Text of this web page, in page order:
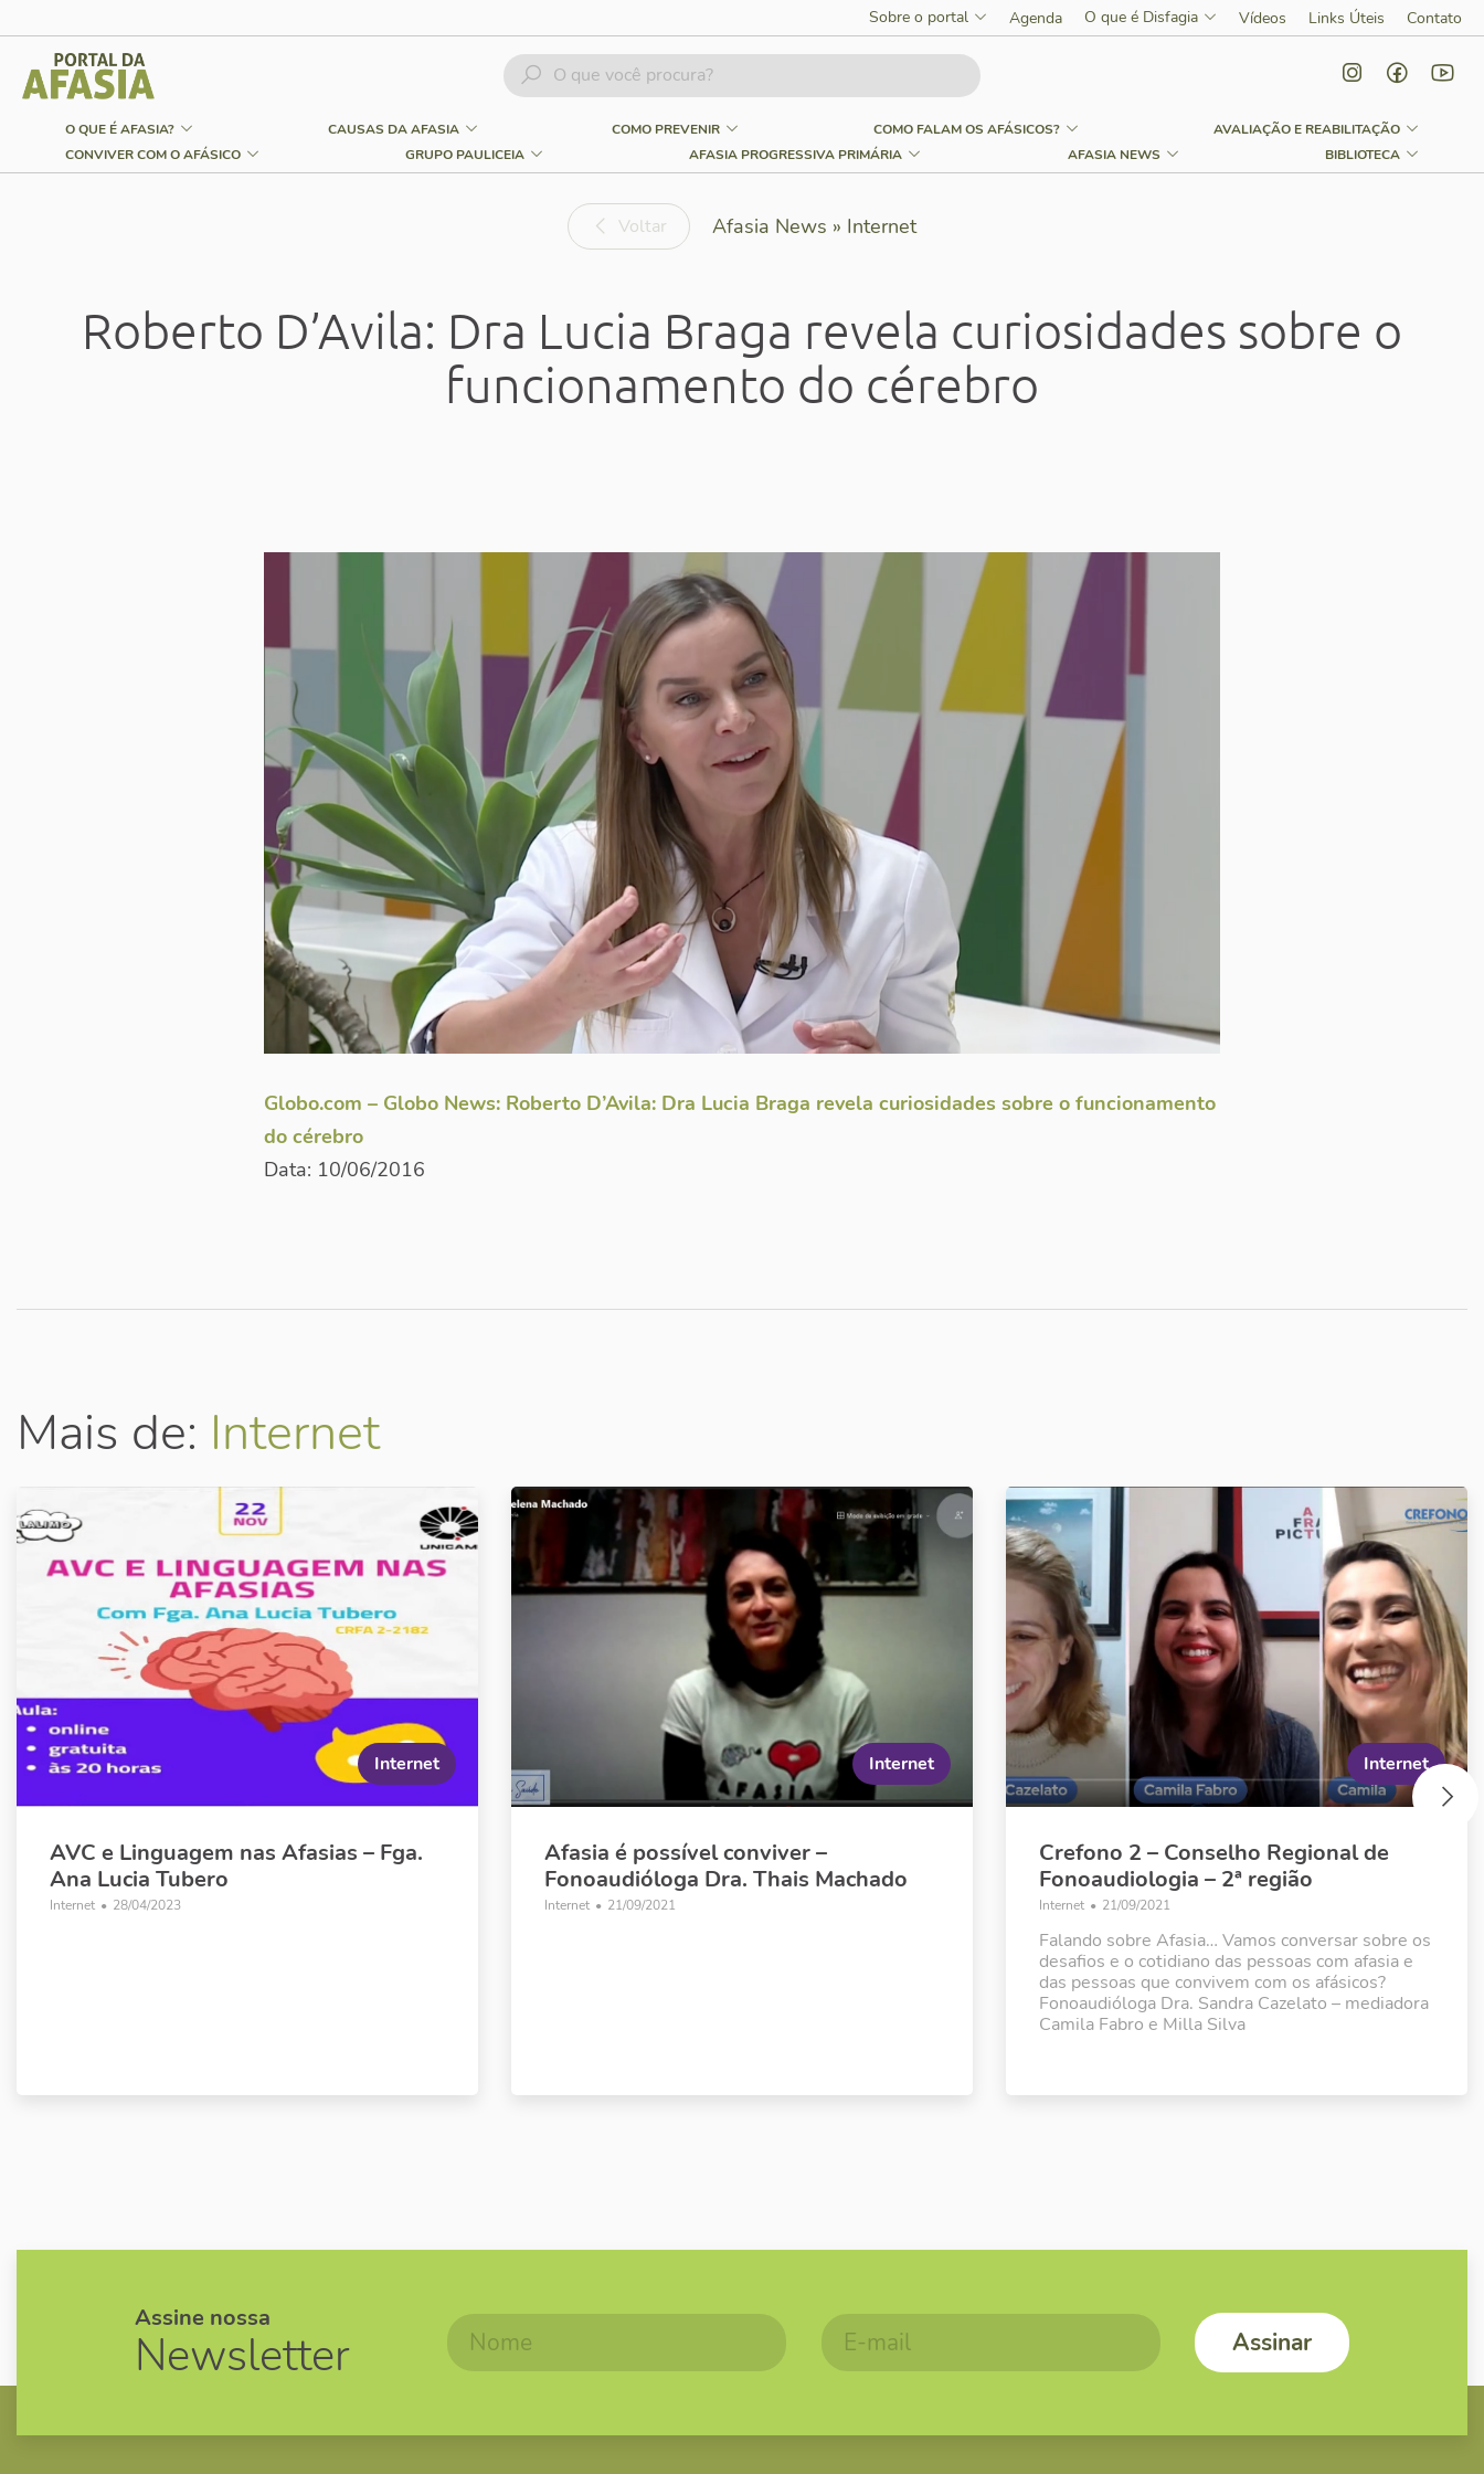
Sobre o portal Agenda O que é Disfagia Vídeos Links Úteis Contato
O QUE É AFASIA? CAUSAS DA AFASIA COMO PREVENIR COMO FALAM OS AFÁSICOS?
AVALIAÇÃO E REABILITAÇÃO
CONVIVER COM O AFÁSICO
GRUPO PAULICEIA AFASIA PROGRESSIVA PRIMÁRIA AFASIA NEWS BIBLIOTECA
Voltar Afasia News » Internet
Roberto D’Avila: Dra Lucia Braga revela curiosidades sobre o
funcionamento do cérebro
Globo.com – Globo News: Roberto D’Avila: Dra Lucia Braga revela curiosidades sobre o funcionamento
do cérebro
Data: 10/06/2016
Mais de: Internet
Internet
AVC e Linguagem nas Afasias – Fga.
Ana Lucia Tubero
Internet • 28/04/2023
Internet
Afasia é possível conviver –
Fonoaudióloga Dra. Thais Machado
Internet • 21/09/2021
Internet
Crefono 2 – Conselho Regional de
Fonoaudiologia – 2ª região
Internet • 21/09/2021
Falando sobre Afasia… Vamos conversar sobre os
desafios e o cotidiano das pessoas com afasia e
das pessoas que convivem com os afásicos?
Fonoaudióloga Dra. Sandra Cazelato – mediadora
Camila Fabro e Milla Silva
Assine nossa
Newsletter